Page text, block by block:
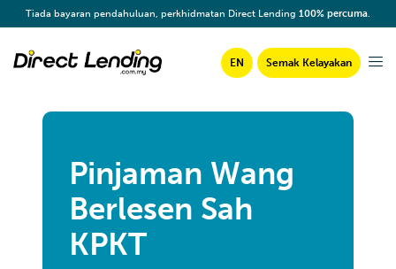
Tiada bayaran pendahuluan, perkhidmatan Direct Lending 100% percuma.
EN Semak Kelayakan
Pinjaman Wang
Berlesen Sah
KPKT